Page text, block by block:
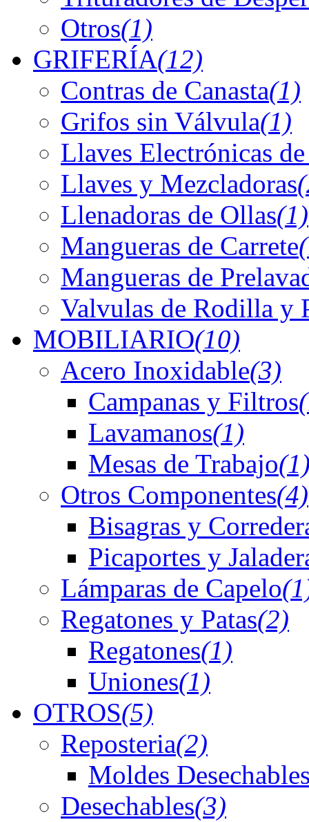
Otros(1)
GRIFERÍA(12)
Contras de Canasta(1)
Grifos sin Válvula(1)
Llaves Electrónicas
Llaves y Mezcladoras
Llenadoras de Ollas(1)
Mangueras de Carrete
Mangueras de
Valvulas de Rodilla y
MOBILIARIO(10)
Acero Inoxidable(3)
Campanas y Filtros
Lavamanos(1)
Mesas de Trabajo
Otros Componentes(4)
Bisagras y
Picaportes y
Lámparas de Capelo
Regatones y Patas(2)
Regatones(1)
Uniones(1)
OTROS(5)
Reposteria(2)
Moldes
Desechables(3)